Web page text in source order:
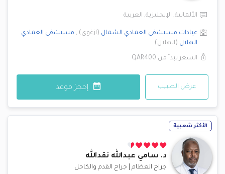
الألمانية, الإنجليزية, العربية
عيادات مستشفى العمادي الشمال (ازغوى)
, مستشفى العمادي
الهلال (الهلال)
السعر يبدأ من QAR400
عرض الطبيب إحجز موعد
الأكثر شعبية
د. سامي عبدالله نقدالله
جراح العظام جراح القدم والكاحل